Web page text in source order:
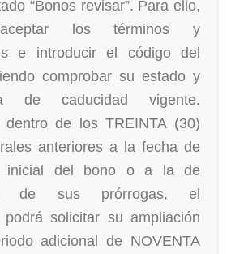
“Bonos revisar”. Para ello,
los términos y
e introducir el código del
comprobar su estado y
de caducidad vigente.
dentro de los TREINTA (30)
anteriores a la fecha de
inicial del bono o a la de
de sus prórrogas, el
podrá solicitar su ampliación
adicional de NOVENTA